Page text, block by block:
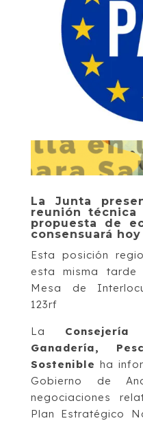
La Junta
reunión
propuesta de
consensuará
Esta posición
esta misma
Mesa de
123rf
La
Ganadería,
Sostenible ha
Gobierno de
negociaciones
Plan Estratégico